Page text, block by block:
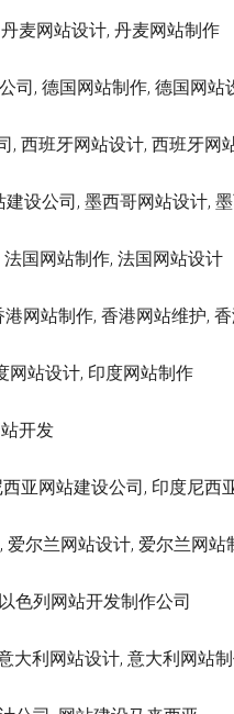
麦网站设计, 丹麦网站制作
司, 德国网站制作, 德国网站
, 西班牙网站设计, 西班牙网
设公司, 墨西哥网站设计,
国网站制作, 法国网站设计
网站制作, 香港网站维护,
网站设计, 印度网站制作
开发
亚网站建设公司, 印度尼西
爱尔兰网站设计, 爱尔兰网站
色列网站开发制作公司
大利网站设计, 意大利网站